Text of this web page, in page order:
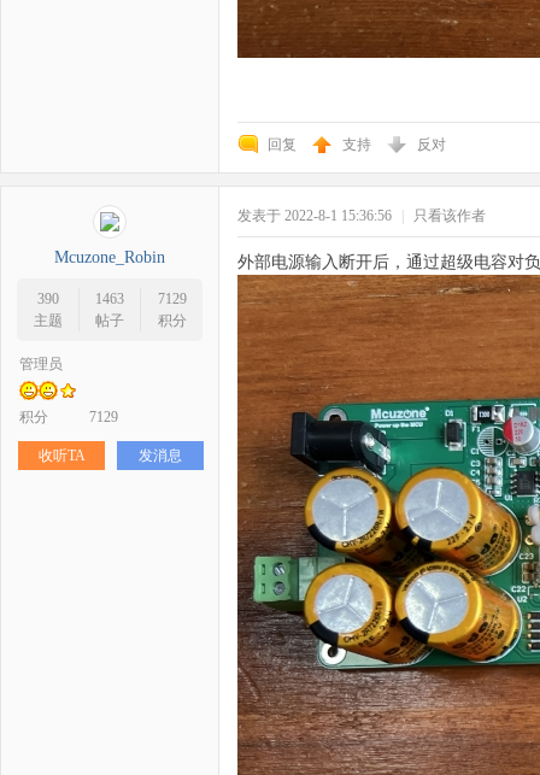
回复 支持 反对
Mcuzone_Robin
390
主题
1463
帖子
7129
积分
管理员
积分 7129
收听TA 发消息
发表于 2022-8-1 15:36:56 只看该作者
外部电源输入断开后，通过超级电容对